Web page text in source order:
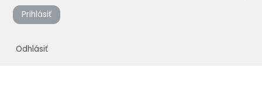
Prihlásiť
Odhlásiť